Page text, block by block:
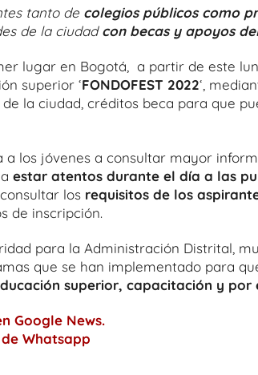
tanto de colegios públicos como
de la ciudadcon becas y apoyos
lugar en Bogotá, a partir de este
superior ‘FONDOFEST 2022‘,
de la ciudad, créditos beca para que
a los jóvenes a consultar mayor
estar atentos durante el día a las
consultar los requisitos de los
de inscripción.
para la Administración Distrital,
que se han implementado para
superior, capacitación y por
Google News.
Whatsapp